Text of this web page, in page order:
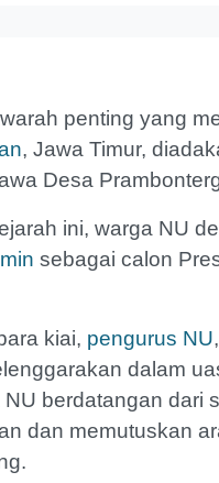
penting yang
, Jawa Timur,
Desa
ini, warga NU
sebagai calon
kiai, pengurus NU
dalam
berdatangan dari
dan memutuskan